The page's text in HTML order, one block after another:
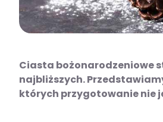
Ciasta bożonarodzeniowe
najbliższych.
których przygotowanie nie